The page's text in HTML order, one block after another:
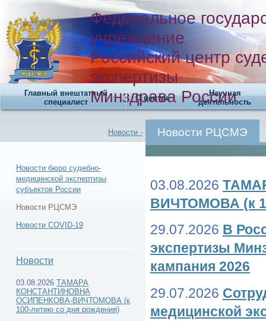
Федеральное
учреждение
Российский центр
экспертизы
Минздрава России
Главный внештатный
специалист
О центре
Научная
деятельность
Новости - Новости РЦСМЭ
Новости бюро судебно-
медицинской экспертизы
субъектов России
Новости РЦСМЭ
Новости COVID-19
Новости
03.08.2026 ТАМАРА
КОНСТАНТИНОВНА
ОСИПЕНКОВА-ВИЧТОМОВА (к
100-летию со дня рождения)
03.08.2026
ВИЧТОМОВА (к
29.07.2026 В
экспертизы
кампания 2026
29.07.2026
медицинской